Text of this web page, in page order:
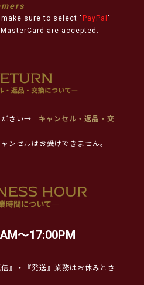
sure to select " PayPal "
are accepted.
ださい→
キャンセル・返品・交
ンセルはお受けできません。
～17:00PM
』・『発送』業務はお休みとさ